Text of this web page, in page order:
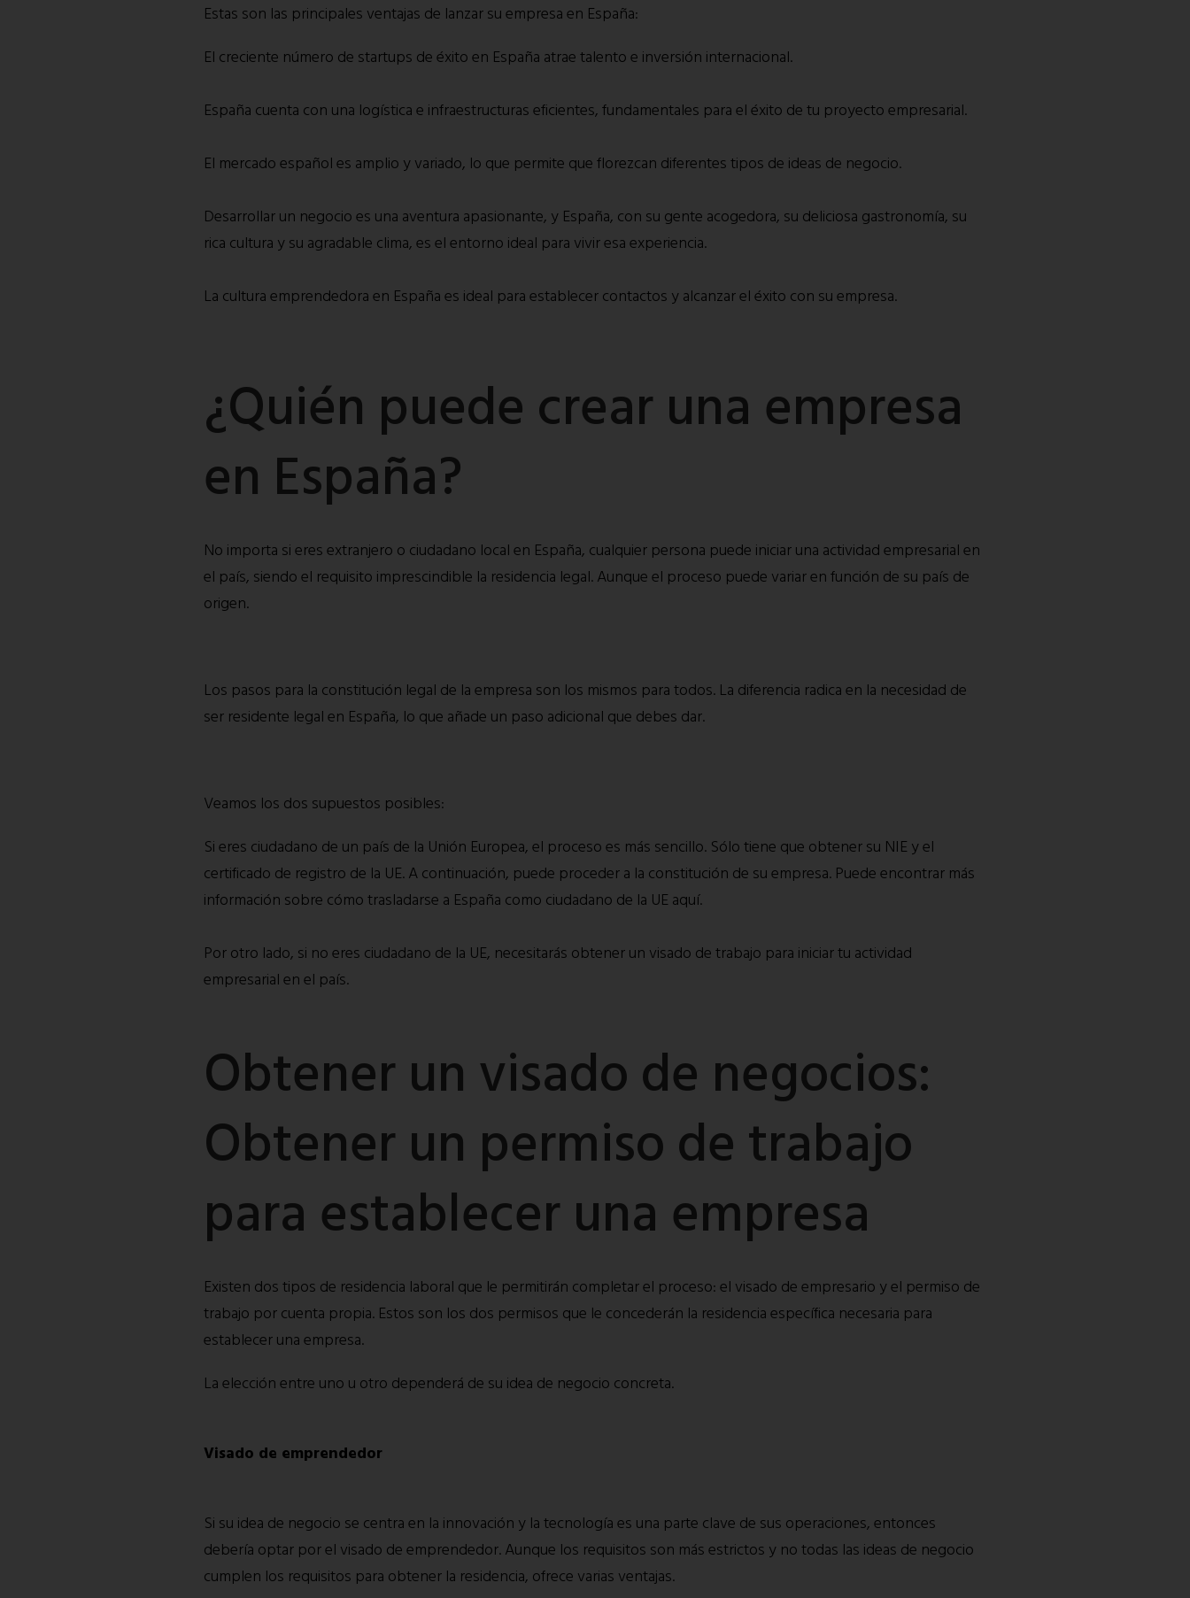
Estas son las principales ventajas de lanzar su empresa en España:
El creciente número de startups de éxito en España atrae talento e inversión internacional.
España cuenta con una logística e infraestructuras eficientes, fundamentales para el éxito de tu proyecto empresarial.
El mercado español es amplio y variado, lo que permite que florezcan diferentes tipos de ideas de negocio.
Desarrollar un negocio es una aventura apasionante, y España, con su gente acogedora, su deliciosa gastronomía, su
rica cultura y su agradable clima, es el entorno ideal para vivir esa experiencia.
La cultura emprendedora en España es ideal para establecer contactos y alcanzar el éxito con su empresa.
¿Quién puede crear una empresa
en España?
No importa si eres extranjero o ciudadano local en España, cualquier persona puede iniciar una actividad empresarial en
el país, siendo el requisito imprescindible la residencia legal. Aunque el proceso puede variar en función de su país de
origen.
Los pasos para la constitución legal de la empresa son los mismos para todos. La diferencia radica en la necesidad de
ser residente legal en España, lo que añade un paso adicional que debes dar.
Veamos los dos supuestos posibles:
Si eres ciudadano de un país de la Unión Europea, el proceso es más sencillo. Sólo tiene que obtener su NIE y el
certificado de registro de la UE. A continuación, puede proceder a la constitución de su empresa. Puede encontrar más
información sobre cómo trasladarse a España como ciudadano de la UE aquí.
Por otro lado, si no eres ciudadano de la UE, necesitarás obtener un visado de trabajo para iniciar tu actividad
empresarial en el país.
Obtener un visado de negocios:
Obtener un permiso de trabajo
para establecer una empresa
Existen dos tipos de residencia laboral que le permitirán completar el proceso: el visado de empresario y el permiso de
trabajo por cuenta propia. Estos son los dos permisos que le concederán la residencia específica necesaria para
establecer una empresa.
La elección entre uno u otro dependerá de su idea de negocio concreta.
Visado de emprendedor
Si su idea de negocio se centra en la innovación y la tecnología es una parte clave de sus operaciones, entonces
debería optar por el visado de emprendedor. Aunque los requisitos son más estrictos y no todas las ideas de negocio
cumplen los requisitos para obtener la residencia, ofrece varias ventajas.